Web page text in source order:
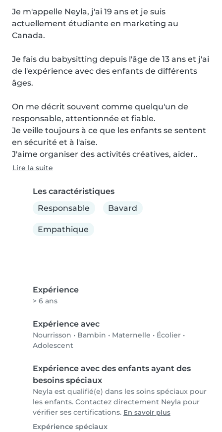
Je m'appelle Neyla, j'ai 19 ans et je suis
actuellement étudiante en marketing au
Canada.
Je fais du babysitting depuis l'âge de 13 ans et j'ai
de l'expérience avec des enfants de différents
âges.
On me décrit souvent comme quelqu'un de
responsable, attentionnée et fiable.
Je veille toujours à ce que les enfants se sentent
en sécurité et à l'aise.
J'aime organiser des activités créatives, aider..
Lire la suite
Les caractéristiques
Responsable
Bavard
Empathique
Expérience
> 6 ans
Expérience avec
Nourrisson • Bambin • Maternelle • Écolier •
Adolescent
Expérience avec des enfants ayant des
besoins spéciaux
Neyla est qualifié(e) dans les soins spéciaux pour
les enfants. Contactez directement Neyla pour
vérifier ses certifications. En savoir plus
Expérience spéciaux